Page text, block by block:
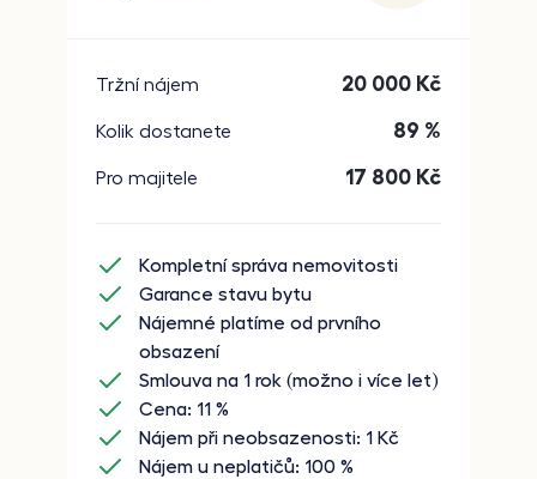
Tržní nájem 20 000 Kč
Kolik dostanete 89 %
Pro majitele 17 800 Kč
Kompletní správa nemovitosti
Garance stavu bytu
Nájemné platíme od prvního
obsazení
Smlouva na 1 rok (možno i více let)
Cena: 11 %
Nájem při neobsazenosti: 1 Kč
Nájem u neplatičů: 100 %